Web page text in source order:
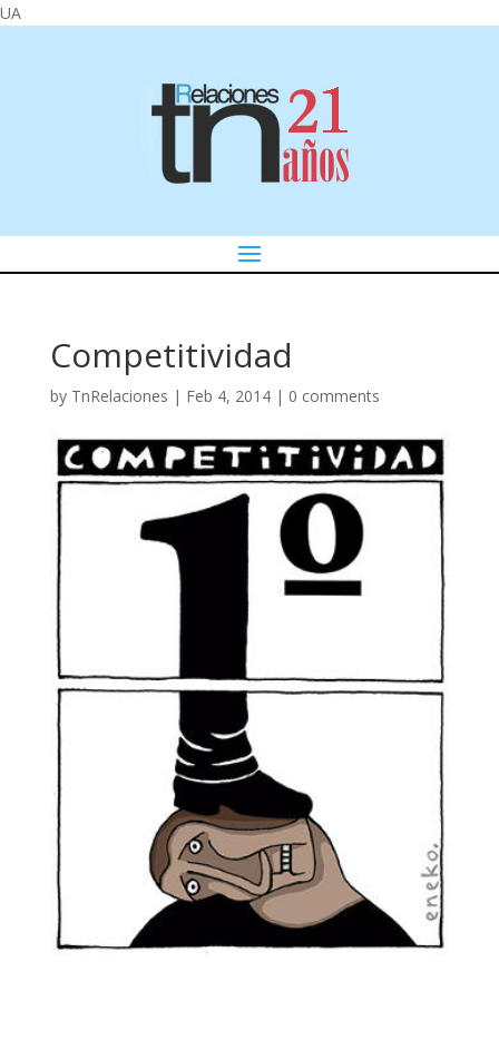
UA
Competitividad
by TnRelaciones | Feb 4, 2014| 0 comments